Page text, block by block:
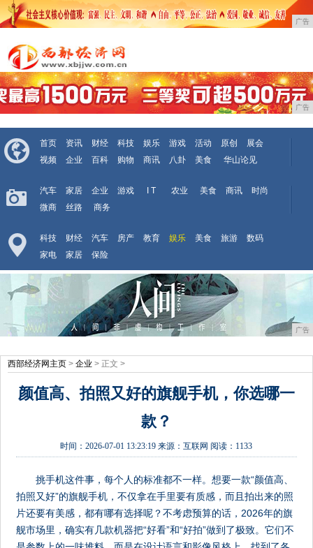
广告
广告
首页 资讯 财经 科技 娱乐 游戏 活动 原创
展会
视频
企业 百科 购物 商讯 八卦 美食 华山论见
汽车 家居 企业 游戏 I T 农业 美食 商讯
时尚
微商
丝路 商务
科技 财经 汽车 房产 教育 娱乐 美食 旅游
数码
家电
家居 保险
广告
西部经济网主页 > 企业 > 正文 >
颜值高、拍照又好的旗舰手机，你选哪一
款？
时间：2026-07-01 13:23:19 来源：互联网 阅读：1133
挑手机这件事，每个人的标准都不一样。想要一款“颜值高、
拍照又好”的旗舰手机，不仅拿在手里要有质感，而且拍出来的照
片还要有美感，都有哪有选择呢？不考虑预算的话，2026年的旗
舰市场里，确实有几款机器把“好看”和“好拍”做到了极致。它们不